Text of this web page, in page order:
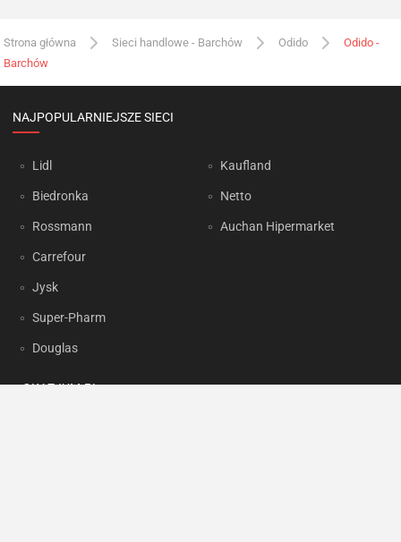
Strona główna Sieci handlowe - Barchów Odido
Odido -
Barchów
NAJPOPULARNIEJSZE SIECI
Lidl
Biedronka
Rossmann
Carrefour
Jysk
Super-Pharm
Douglas
Kaufland
Netto
Auchan Hipermarket
OKAZJUM.PL